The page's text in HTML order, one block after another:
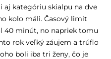
aj kategóriu skialpu na dve
kolo máli. Časový limit
40 minút, no napriek tomu
rok veľký záujem a trúflo
boli iba tri ženy, čo je